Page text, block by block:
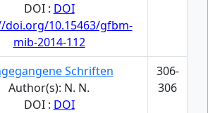
DOI : DOI
doi.org/10.15463/gfbm-
mib-2014-112
Schriften
Author(s): N. N.
DOI : DOI
306-
306